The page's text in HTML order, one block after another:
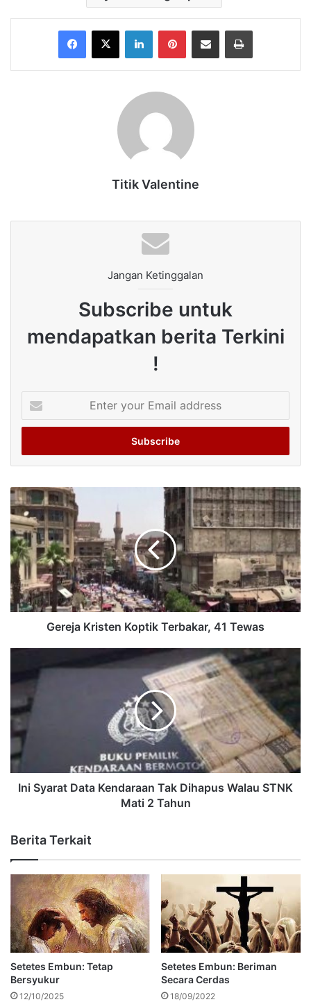
Facebook
X LinkedInPinterestShare via Email Print
Titik Valentine
Jangan Ketinggalan
Subscribe untuk
mendapatkan berita Terkini
!
your
Email
Gereja Kristen Koptik Terbakar, 41 Tewas
Ini Syarat Data Kendaraan Tak Dihapus Walau STNK
Mati 2 Tahun
Berita Terkait
Setetes Embun: Tetap
Bersyukur
12/10/2025
Setetes Embun: Beriman
Secara Cerdas
18/09/2022